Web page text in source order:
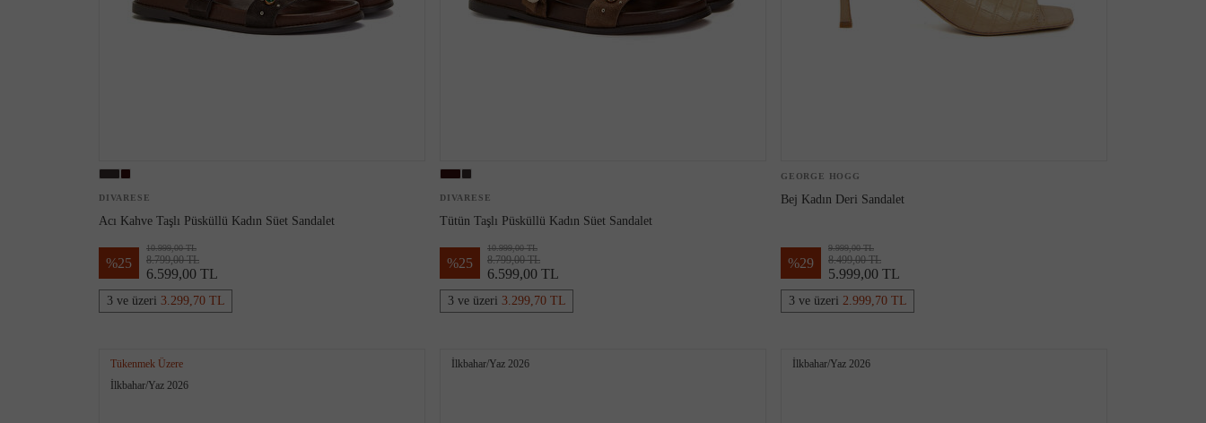
DIVARESE
Acı Kahve Taşlı Püsküllü Kadın Süet Sandalet
%25
10.999,00 TL
8.799,00 TL
6.599,00 TL
3 ve üzeri 3.299,70 TL
DIVARESE
Tütün Taşlı Püsküllü Kadın Süet Sandalet
%25
10.999,00 TL
8.799,00 TL
6.599,00 TL
3 ve üzeri 3.299,70 TL
GEORGE HOGG
Bej Kadın Deri Sandalet
%29
9.999,00 TL
8.499,00 TL
5.999,00 TL
3 ve üzeri 2.999,70 TL
Tükenmek Üzere
İlkbahar/Yaz 2026
İlkbahar/Yaz 2026 İlkbahar/Yaz 2026